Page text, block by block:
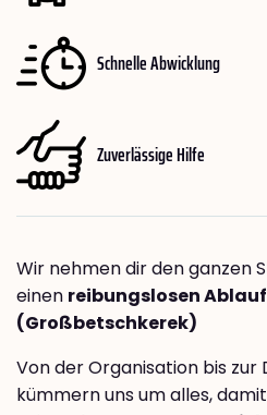
Schnelle Abwicklung
Zuverlässige Hilfe
Wir nehmen dir den ganzen
einen reibungslosen
(Großbetschkerek)
Von der Organisation bis zur
kümmern uns um alles,